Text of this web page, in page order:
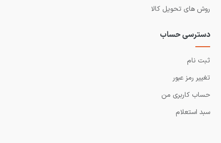
روش های تحویل کالا
دسترسی حساب
ثبت نام
تغییر رمز عبور
حساب کاربری من
سبد استعلام